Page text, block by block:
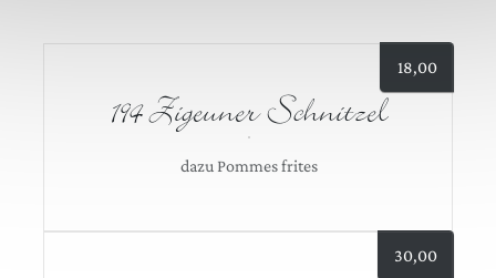
18,00
194 Zigeuner Schnitzel
dazu Pommes frites
30,00